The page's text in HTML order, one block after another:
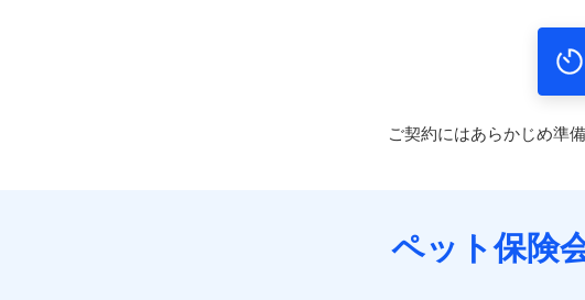
ご契約にはあらかじめ準
ペット保険